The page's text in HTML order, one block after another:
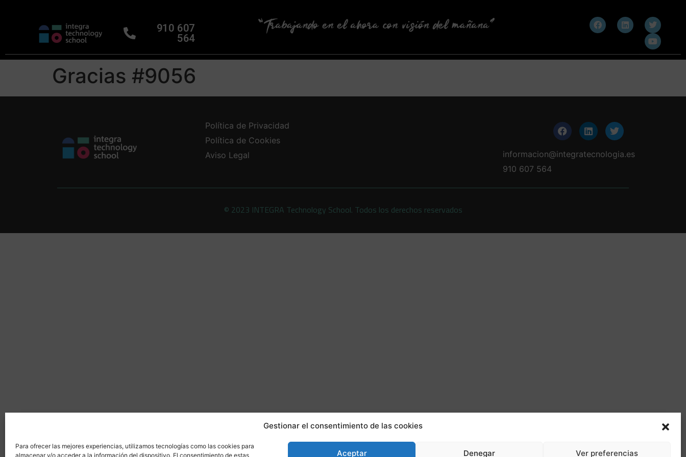
Gestionar el consentimiento de las cookies
Para ofrecer las mejores experiencias, utilizamos tecnologías como las cookies para
almacenar y/o acceder a la información del dispositivo. El consentimiento de estas
Aceptar Denegar Ver preferencias
910 607
564
Gracias #9056
Política de Privacidad
Política de Cookies
Aviso Legal
informacion@integratecnologia.es
910 607 564
© 2023 INTEGRA Technology School. Todos los derechos reservados